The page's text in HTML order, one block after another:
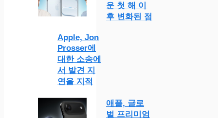
운 첫 해 이
후 변화된 점
Apple, Jon
Prosser에
대한 소송에
서 발견 지
연을 지적
애플, 글로
벌 프리미엄